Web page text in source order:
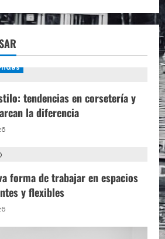
tendencias en corsetería y
la diferencia
forma de trabajar en espacios
y flexibles